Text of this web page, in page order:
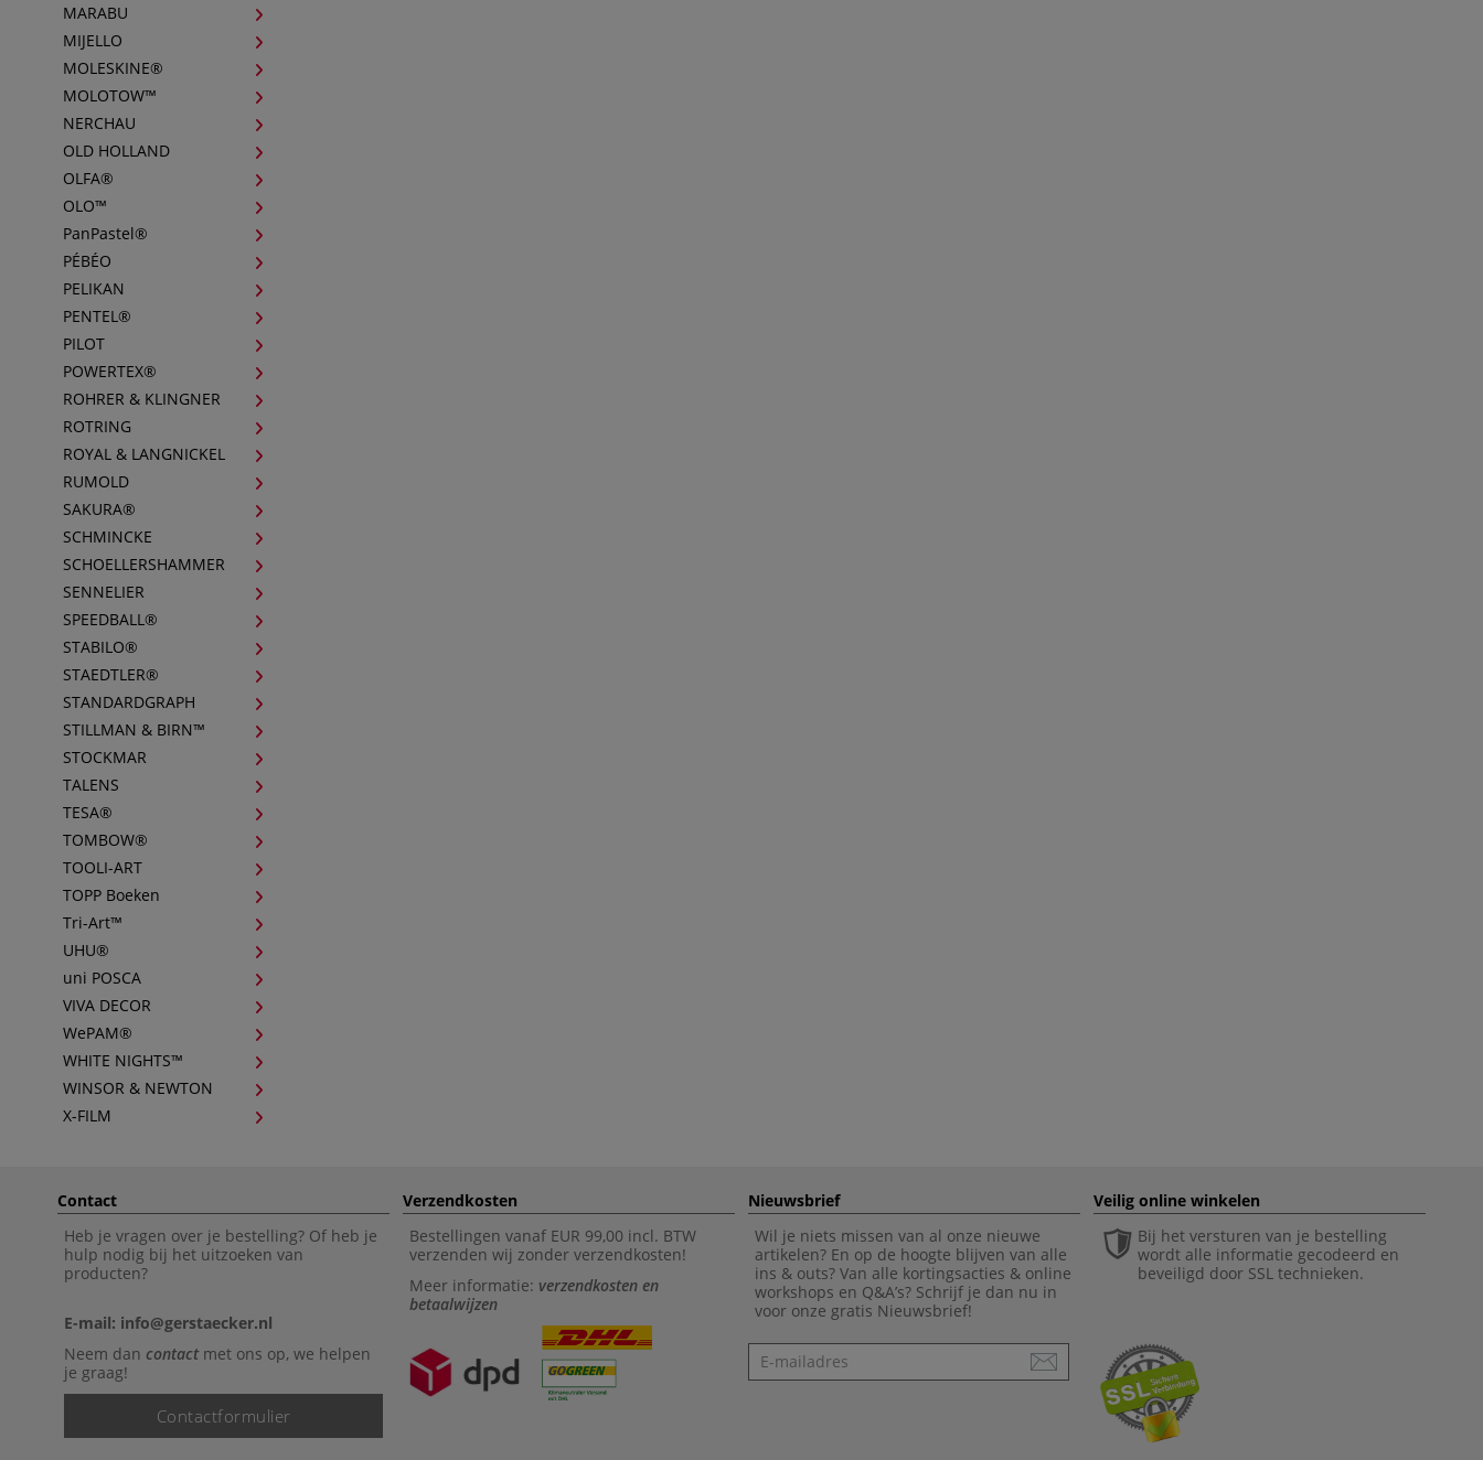
MARABU
MIJELLO
MOLESKINE®
MOLOTOW™
NERCHAU
OLD HOLLAND
OLFA®
OLO™
PanPastel®
PÉBÉO
PELIKAN
PENTEL®
PILOT
POWERTEX®
ROHRER & KLINGNER
ROTRING
ROYAL & LANGNICKEL
RUMOLD
SAKURA®
SCHMINCKE
SCHOELLERSHAMMER
SENNELIER
SPEEDBALL®
STABILO®
STAEDTLER®
STANDARDGRAPH
STILLMAN & BIRN™
STOCKMAR
TALENS
TESA®
TOMBOW®
TOOLI-ART
TOPP Boeken
Tri-Art™
UHU®
uni POSCA
VIVA DECOR
WePAM®
WHITE NIGHTS™
WINSOR & NEWTON
X-FILM
Contact
Heb je vragen over je bestelling? Of heb je
hulp nodig bij het uitzoeken van
producten?
E-mail: info@gerstaecker.nl
Neem dan contactmet ons op, we helpen
je graag!
Contactformulier
Verzendkosten
Bestellingen vanaf EUR 99,00 incl. BTW
verzenden wij zonder verzendkosten!
Meer informatie: verzendkosten en
betaalwijzen
Nieuwsbrief
Wil je niets missen van al onze nieuwe
artikelen? En op de hoogte blijven van alle
ins & outs? Van alle kortingsacties & online
workshops en Q&A’s? Schrijf je dan nu in
voor onze gratis Nieuwsbrief!
Nieuwsbrief
Veilig online winkelen
Bij het versturen van je bestelling
wordt alle informatie gecodeerd en
beveiligd door SSL technieken.